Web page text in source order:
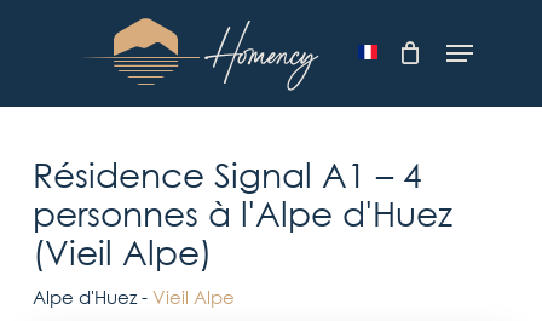
content
Menu
Résidence Signal A1 – 4
personnes à l'Alpe d'Huez
(Vieil Alpe)
Alpe d'Huez - Vieil Alpe